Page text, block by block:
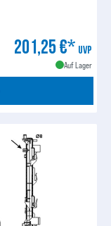
201,25 €* UVP
Auf Lager